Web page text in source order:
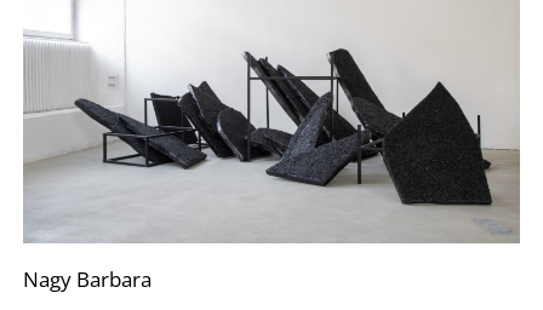
Nagy Barbara